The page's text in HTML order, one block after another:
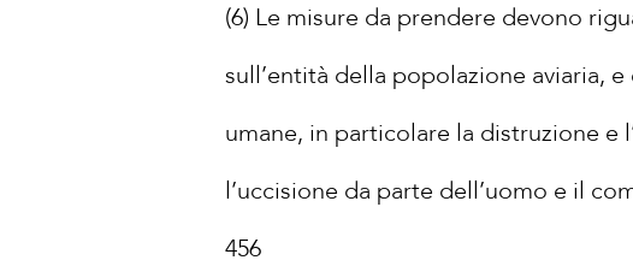
(6) Le misure da prendere devono
sull’entità della popolazione aviaria,
umane, in particolare la distruzione e
l’uccisione da parte dell’uomo e il
456